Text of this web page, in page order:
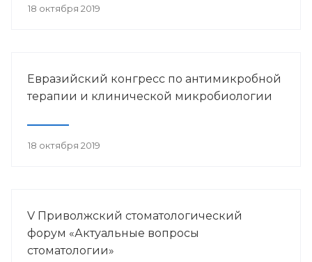
18 октября 2019
Евразийский конгресс по антимикробной
терапии и клинической микробиологии
18 октября 2019
V Приволжский стоматологический
форум «Актуальные вопросы
стоматологии»